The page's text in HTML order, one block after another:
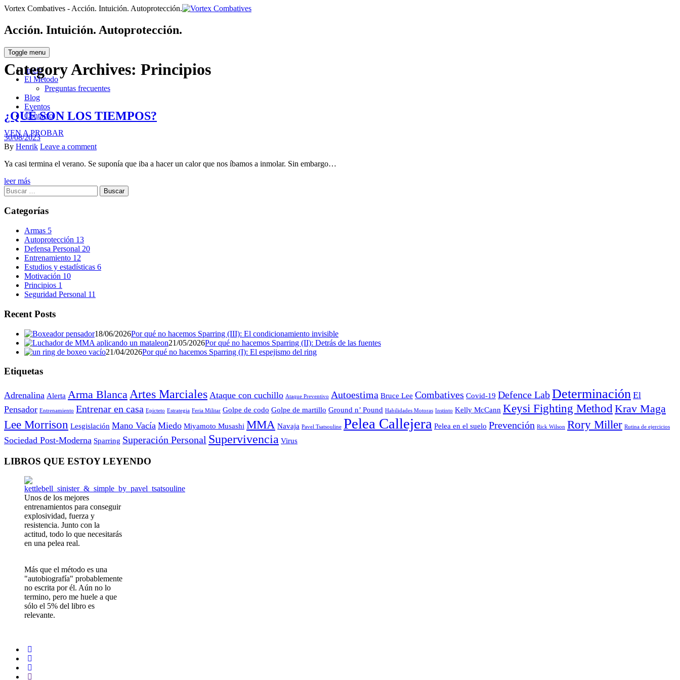
Vortex Combatives - Acción. Intuición. Autoprotección.
Acción. Intuición. Autoprotección.
Toggle menu
Inicio
El Método
Preguntas frecuentes
Blog
Eventos
Contacto
VEN A PROBAR
Category Archives: Principios
¿QUÉ SON LOS TIEMPOS?
Posted
on
30/08/2023
Author
By Henrik Leave a comment
Ya casi termina el verano. Se suponía que iba a hacer un calor que nos íbamos a inmolar. Sin embargo…
leer más
Buscar:
Categorías
Armas 5
Autoprotección 13
Defensa Personal 20
Entrenamiento 12
Estudios y estadísticas 6
Motivación 10
Principios 1
Seguridad Personal 11
Recent Posts
18/06/2026Por qué no hacemos Sparring (III): El condicionamiento invisible
21/05/2026Por qué no hacemos Sparring (II): Detrás de las fuentes
21/04/2026Por qué no hacemos Sparring (I): El espejismo del ring
Etiquetas
Adrenalina Alerta Arma Blanca Artes Marciales Ataque con cuchillo Ataque Preventivo Autoestima Bruce Lee Combatives Covid-19 Defence LabDeterminación El
Pensador Entrenamiento Entrenar en casa Epicteto Estrategia Feria Militar Golpe de codo Golpe de martillo Ground n’ Pound Habilidades Motoras Instinto Kelly McCann Keysi Fighting Method Krav Maga
Lee Morrison Lesgislación Mano Vacía Miedo Miyamoto Musashi MMA Navaja Pavel Tsatsouline Pelea Callejera Pelea en el suelo Prevención Rick Wilson Rory Miller Rutina de ejercicios
Sociedad Post-Moderna Sparring Superación Personal Supervivencia Virus
LIBROS QUE ESTOY LEYENDO
Unos de los mejores
entrenamientos para conseguir
explosividad, fuerza y
resistencia. Junto con la
actitud, todo lo que necesitarás
en una pelea real.
Más que el método es una
"autobiografía" probablemente
no escrita por él. Aún no lo
termino, pero me huele a que
sólo el 5% del libro es
relevante.